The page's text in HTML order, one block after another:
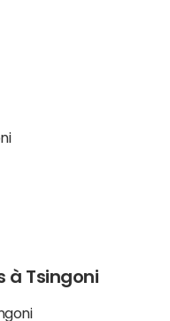
à Tsingoni